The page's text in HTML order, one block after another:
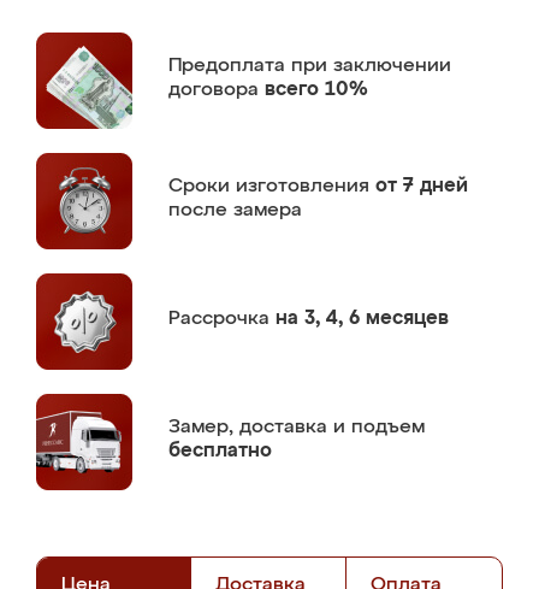
Предоплата при заключении
договора всего 10%
Сроки изготовления от 7 дней
после замера
Рассрочка на 3, 4, 6 месяцев
Замер, доставка и подъем
бесплатно